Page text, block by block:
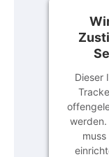
Dieser
werden.